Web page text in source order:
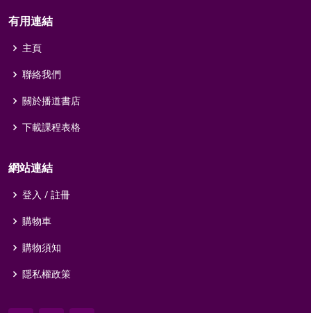
有用連結
主頁
聯絡我們
關於播道書店
下載課程表格
網站連結
登入 / 註冊
購物車
購物須知
隱私權政策